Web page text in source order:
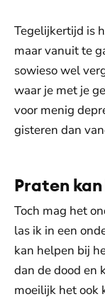
Tegelijkertijd is
maar vanuit te
sowieso wel
waar je met je
voor menig
gisteren dan
Praten
Toch mag het
las ik in een
kan helpen bij
dan de dood en
moeilijk het ook